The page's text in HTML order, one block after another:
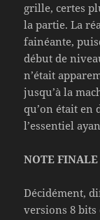
grille, certes
la partie. La
fainéante,
début de
n’était
jusqu’à la
qu’on était en
l’essentiel
NOTE FINALE
Décidément,
versions 8